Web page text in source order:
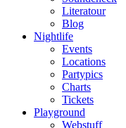
Literatour
Blog
Nightlife
Events
Locations
Partypics
Charts
Tickets
Playground
Webstuff